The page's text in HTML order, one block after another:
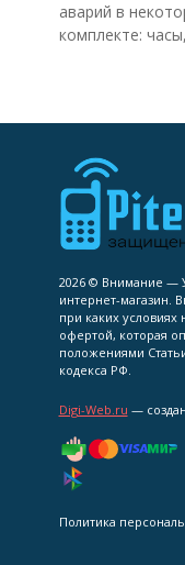
аварий в
комплекте:
2026 © Внимание —
интернет-магазин.
при каких условиях
офертой, которая
положениями
кодекса РФ.
Digi-Web.ru —
Политика